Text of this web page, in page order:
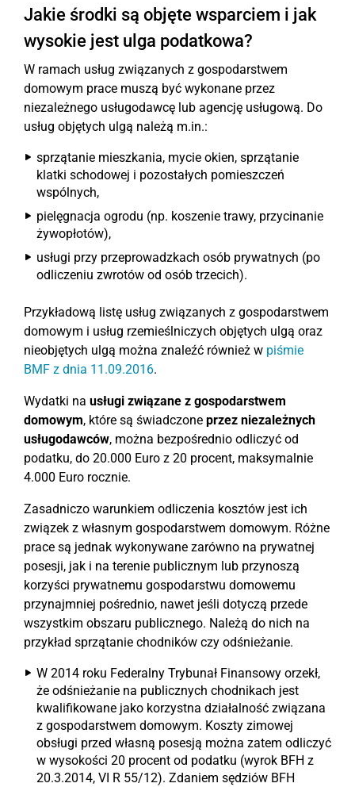
Jakie środki są objęte wsparciem i jak
wysokie jest ulga podatkowa?
W ramach usług związanych z gospodarstwem
domowym prace muszą być wykonane przez
niezależnego usługodawcę lub agencję usługową. Do
usług objętych ulgą należą m.in.:
sprzątanie mieszkania, mycie okien, sprzątanie
klatki schodowej i pozostałych pomieszczeń
wspólnych,
pielęgnacja ogrodu (np. koszenie trawy, przycinanie
żywopłotów),
usługi przy przeprowadzkach osób prywatnych (po
odliczeniu zwrotów od osób trzecich).
Przykładową listę usług związanych z gospodarstwem
domowym i usług rzemieślniczych objętych ulgą oraz
nieobjętych ulgą można znaleźć również w piśmie
BMF z dnia 11.09.2016.
Wydatki na usługi związane z gospodarstwem
domowym, które są świadczone przez niezależnych
usługodawców, można bezpośrednio odliczyć od
podatku, do 20.000 Euro z 20 procent, maksymalnie
4.000 Euro rocznie.
Zasadniczo warunkiem odliczenia kosztów jest ich
związek z własnym gospodarstwem domowym. Różne
prace są jednak wykonywane zarówno na prywatnej
posesji, jak i na terenie publicznym lub przynoszą
korzyści prywatnemu gospodarstwu domowemu
przynajmniej pośrednio, nawet jeśli dotyczą przede
wszystkim obszaru publicznego. Należą do nich na
przykład sprzątanie chodników czy odśnieżanie.
W 2014 roku Federalny Trybunał Finansowy orzekł,
że odśnieżanie na publicznych chodnikach jest
kwalifikowane jako korzystna działalność związana
z gospodarstwem domowym. Koszty zimowej
obsługi przed własną posesją można zatem odliczyć
w wysokości 20 procent od podatku (wyrok BFH z
20.3.2014, VI R 55/12). Zdaniem sędziów BFH